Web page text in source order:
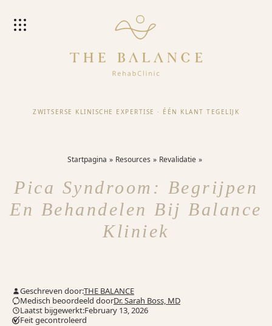
ZWITSERSE KLINISCHE EXPERTISE · ÉÉN KLANT TEGELIJK
Startpagina Resources Revalidatie
Pica Syndroom: Begrijpen
En Behandelen Bij Balance
Kliniek
Geschreven door:THE BALANCE
Medisch beoordeeld doorDr. Sarah Boss, MD
Laatst bijgewerkt:February 13, 2026
Feit gecontroleerd